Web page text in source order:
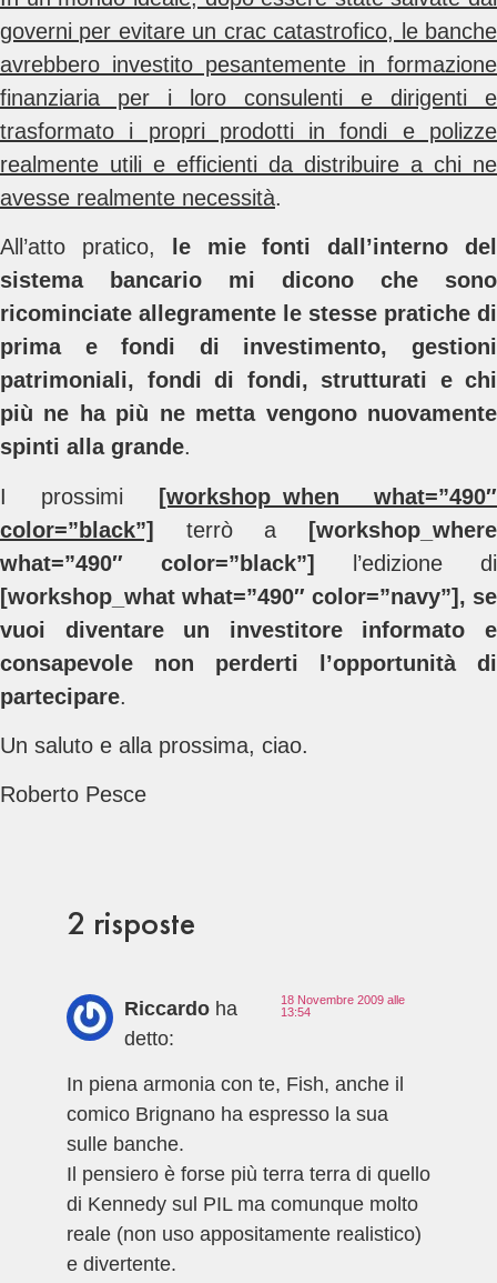
governi per evitare un crac catastrofico, le banche
avrebbero investito pesantemente in formazione
finanziaria per i loro consulenti e dirigenti e
trasformato i propri prodotti in fondi e polizze
realmente utili e efficienti da distribuire a chi ne
avesse realmente necessità.
All’atto pratico,
le mie fonti dall’interno del
sistema bancario mi dicono che sono
ricominciate allegramente le stesse pratiche di
prima e fondi di investimento, gestioni
patrimoniali, fondi di fondi, strutturati e chi
più ne ha più ne metta vengono nuovamente
spinti alla grande.
I prossimi [workshop_when what=”490″
color=”black”] terrò a [workshop_where
what=”490″ color=”black”] l’edizione di
[workshop_what what=”490″ color=”navy”], se
vuoi diventare un investitore informato e
consapevole non perderti l’opportunità di
partecipare.
Un saluto e alla prossima, ciao.
Roberto Pesce
2 risposte
Riccardo ha
detto:
18 Novembre 2009 alle
13:54
In piena armonia con te, Fish, anche il
comico Brignano ha espresso la sua
sulle banche.
Il pensiero è forse più terra terra di quello
di Kennedy sul PIL ma comunque molto
reale (non uso appositamente realistico)
e divertente.